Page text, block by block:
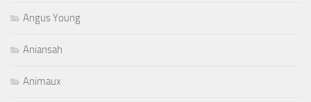
Angus Young
Aniansah
Animaux